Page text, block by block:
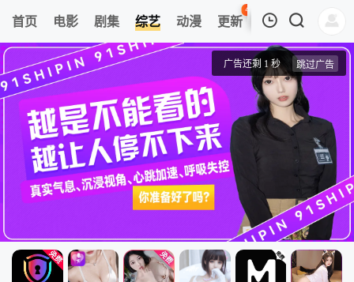
首页 电影 剧集 综艺 动漫 更新
45
热榜 APP
我的观影记录
老友
圆桌派 第七季
清空